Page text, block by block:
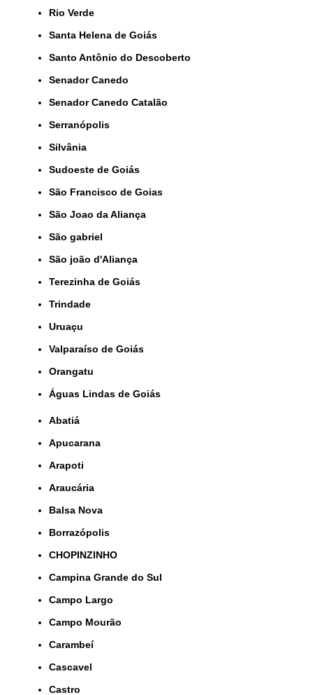
Rio Verde
Santa Helena de Goiás
Santo Antônio do Descoberto
Senador Canedo
Senador Canedo Catalão
Serranópolis
Silvânia
Sudoeste de Goiás
São Francisco de Goias
São Joao da Aliança
São gabriel
São joão d'Aliança
Terezinha de Goiás
Trindade
Uruaçu
Valparaíso de Goiás
orangatu
Águas Lindas de Goiás
Abatiá
Apucarana
Arapoti
Araucária
Balsa Nova
Borrazópolis
CHOPINZINHO
Campina Grande do Sul
Campo Largo
Campo Mourão
Carambeí
Cascavel
Castro